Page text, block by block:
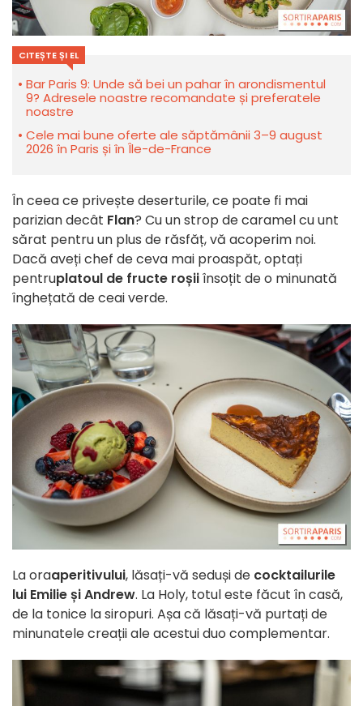
CITEȘTE ȘI EL
Bar Paris 9: Unde să bei un pahar în arondismentul
9? Adresele noastre recomandate și preferatele
noastre
Cele mai bune oferte ale săptămânii 3–9 august
2026 în Paris și în Île-de-France
În ceea ce privește deserturile, ce poate fi mai
parizian decât Flan? Cu un strop de caramel cu unt
sărat pentru un plus de răsfăț, vă acoperim noi.
Dacă aveți chef de ceva mai proaspăt, optați
pentruplatoul de fructe roșiiînsoțit de o minunată
înghețată de ceai verde.
La oraaperitivului, lăsați-vă seduși de cocktailurile
lui Emilie și Andrew. La Holy, totul este făcut în casă,
de la tonice la siropuri. Așa că lăsați-vă purtați de
minunatele creații ale acestui duo complementar.